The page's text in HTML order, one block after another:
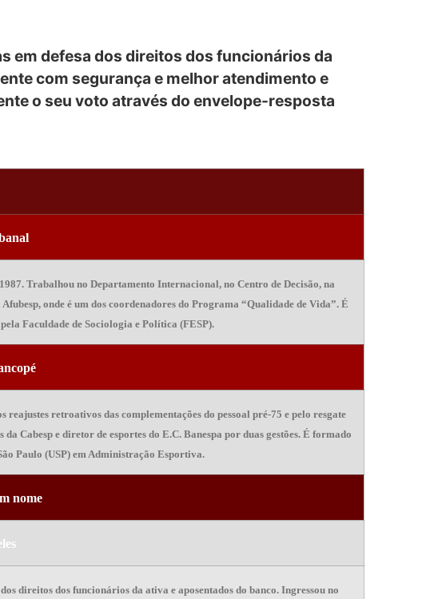
em defesa dos direitos dos funcionários da
com segurança e melhor atendimento e
o seu voto através do envelope-resposta
Trabalhou no Departamento Internacional, no Centro de Decisão, na
onde é um dos coordenadores do Programa “Qualidade de Vida”. É
Faculdade de Sociologia e Política (FESP).
retroativos das complementações do pessoal pré-75 e pelo resgate
Cabesp e diretor de esportes do E.C. Banespa por duas gestões. É formado
Paulo (USP) em Administração Esportiva.
nome
direitos dos funcionários da ativa e aposentados do banco. Ingressou no